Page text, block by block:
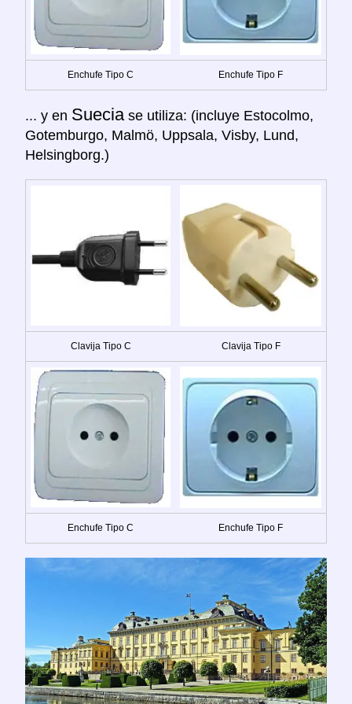
Enchufe Tipo C Enchufe Tipo F
... y en Suecia se utiliza: (incluye Estocolmo,
Gotemburgo, Malmö, Uppsala, Visby, Lund,
Helsingborg.)
Clavija Tipo C Clavija Tipo F
Enchufe Tipo C Enchufe Tipo F